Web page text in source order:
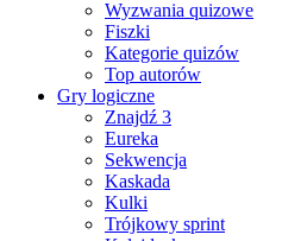
Wyzwania quizowe
Fiszki
Kategorie quizów
Top autorów
Gry logiczne
Znajdź 3
Eureka
Sekwencja
Kaskada
Kulki
Trójkowy sprint